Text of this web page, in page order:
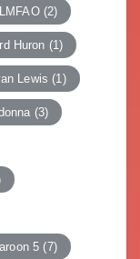
LMFAO(2)
Huron (1)
Lewis (1)
(3)
5 (7)